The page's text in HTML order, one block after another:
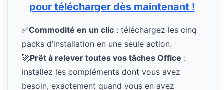
pour télécharger dès maintenant !
✅Commodité en un clic : téléchargez les cinq
packs d’installation en une seule action.
🚀Prêt à relever toutes vos tâches Office :
installez les compléments dont vous avez
besoin, exactement quand vous en avez